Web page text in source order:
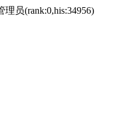
员(rank:0,his:34956)